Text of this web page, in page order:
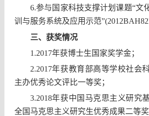
6.参与国家科技支撑计划课题“文
训与服务系统及应用示范
三、获奖情况
1.2017年获博士生国家奖学金；
2.2017年获教育部高等学校社会
主办优秀论文评比一等奖；
3.2018年获中国马克思主义研究
全国马克思主义研究生优秀成果二等奖